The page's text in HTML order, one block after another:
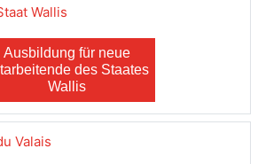
Wallis
Ausbildung für neue
des Staates
Wallis
Valais